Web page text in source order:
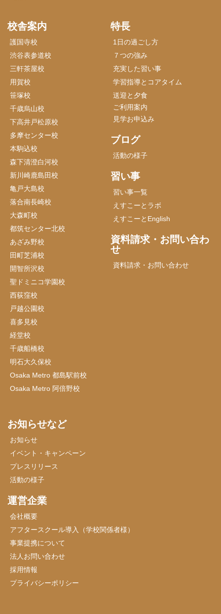
校舎案内
護国寺校
渋谷表参道校
三軒茶屋校
用賀校
笹塚校
千歳烏山校
下高井戸松原校
多摩センター校
本駒込校
森下清澄白河校
新川崎鹿島田校
亀戸大島校
落合南長崎校
大森町校
都筑センター北校
あざみ野校
田町芝浦校
開智所沢校
聖ドミニコ学園校
西荻窪校
戸越公園校
喜多見校
経堂校
千歳船橋校
明石大久保校
Osaka Metro 都島駅前校
Osaka Metro 阿倍野校
特長
1日の過ごし方
７つの強み
充実した習い事
学習指導とコアタイム
送迎と夕食
ご利用案内
見学お申込み
ブログ
活動の様子
習い事
習い事一覧
えすこーとラボ
えすこーとEnglish
資料請求・お問い合わ
せ
資料請求・お問い合わせ
お知らせなど
お知らせ
イベント・キャンペーン
プレスリリース
活動の様子
運営企業
会社概要
アフタースクール導入（学校関係者様）
事業提携について
法人お問い合わせ
採用情報
プライバシーポリシー